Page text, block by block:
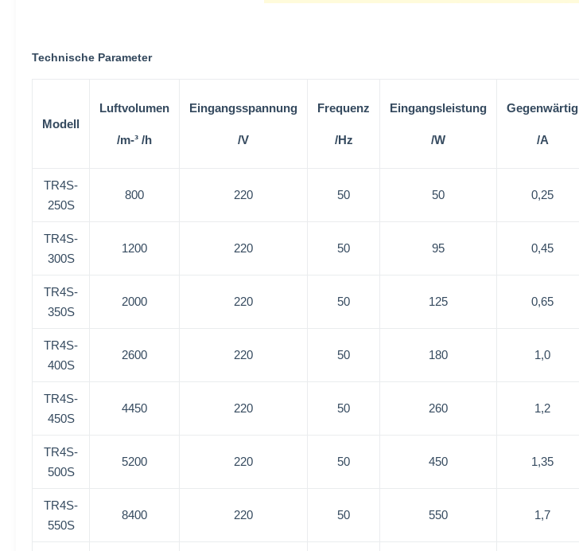
Technische Parameter
Modell
Luftvolumen
/m-³ /h
Eingangsspannung
/V
Frequenz
/Hz
Eingangsleistung
/W
Gegenwärtig
/A
TR4S-
250S
800 220 50 50 0,25
TR4S-
300S
1200 220 50 95 0,45
TR4S-
350S
2000 220 50 125 0,65
TR4S-
400S
2600 220 50 180 1,0
TR4S-
450S
4450 220 50 260 1,2
TR4S-
500S
5200 220 50 450 1,35
TR4S-
550S
8400 220 50 550 1,7